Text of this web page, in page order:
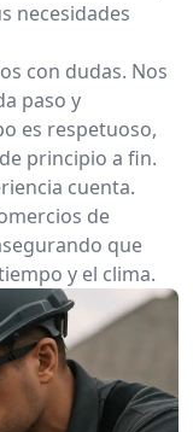
necesidades
con dudas. Nos
paso y
es respetuoso,
principio a fin.
cuenta.
de
que
y el clima.